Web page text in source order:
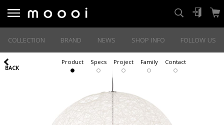
COLLECTION BRAND NEWS SHOP INFO FOLLOW US
BACK
Product Specs Project Family Contact